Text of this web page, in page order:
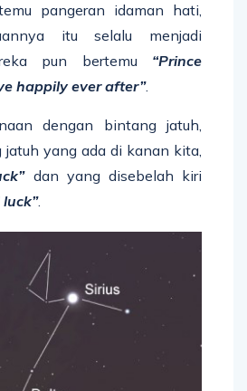
pangeran idaman hati,
itu selalu menjadi
pun bertemu “Prince
happily ever after”.
dengan bintang jatuh,
yang ada di kanan kita,
dan yang disebelah kiri
luck”.